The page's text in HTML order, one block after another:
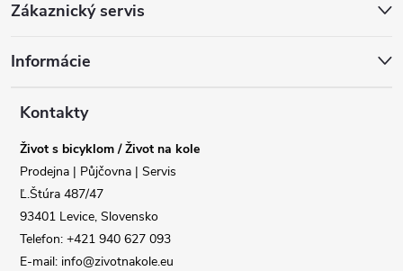
p
Zákaznický servis
Informácie
Kontakty
Život s bicyklom / Život na kole
Prodejna | Půjčovna | Servis
Ľ.Štúra 487/47
93401 Levice, Slovensko
Telefon: +421 940 627 093
E-mail: info@zivotnakole.eu